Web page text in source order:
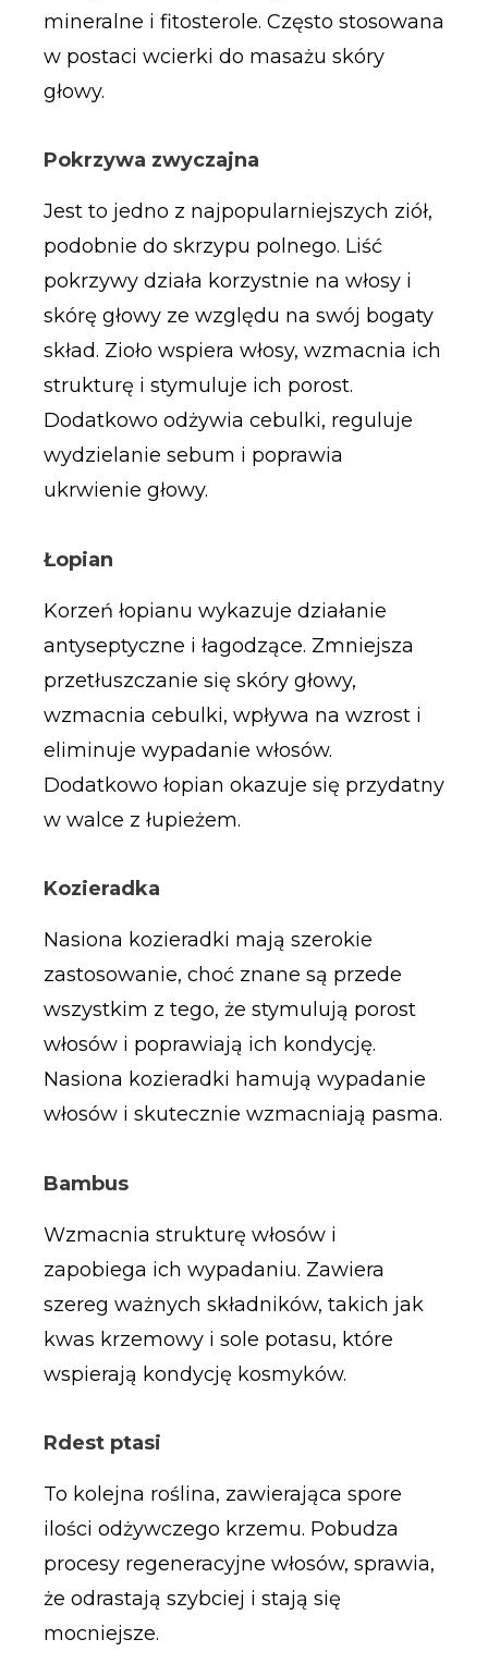
mineralne i fitosterole. Często stosowana
w postaci wcierki do masażu skóry
głowy.
Pokrzywa zwyczajna
Jest to jedno z najpopularniejszych ziół,
podobnie do skrzypu polnego. Liść
pokrzywy działa korzystnie na włosy i
skórę głowy ze względu na swój bogaty
skład. Zioło wspiera włosy, wzmacnia ich
strukturę i stymuluje ich porost.
Dodatkowo odżywia cebulki, reguluje
wydzielanie sebum i poprawia
ukrwienie głowy.
Łopian
Korzeń łopianu wykazuje działanie
antyseptyczne i łagodzące. Zmniejsza
przetłuszczanie się skóry głowy,
wzmacnia cebulki, wpływa na wzrost i
eliminuje wypadanie włosów.
Dodatkowo łopian okazuje się przydatny
w walce z łupieżem.
Kozieradka
Nasiona kozieradki mają szerokie
zastosowanie, choć znane są przede
wszystkim z tego, że stymulują porost
włosów i poprawiają ich kondycję.
Nasiona kozieradki hamują wypadanie
włosów i skutecznie wzmacniają pasma.
Bambus
Wzmacnia strukturę włosów i
zapobiega ich wypadaniu. Zawiera
szereg ważnych składników, takich jak
kwas krzemowy i sole potasu, które
wspierają kondycję kosmyków.
Rdest ptasi
To kolejna roślina, zawierająca spore
ilości odżywczego krzemu. Pobudza
procesy regeneracyjne włosów, sprawia,
że odrastają szybciej i stają się
mocniejsze.